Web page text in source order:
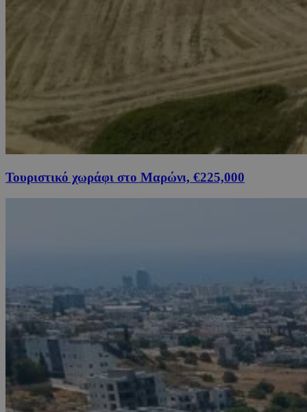
Τουριστικό χωράφι στο Μαρώνι, €225,000